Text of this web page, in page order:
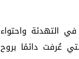
التهدئة واحتواء
عُرفت دائمًا بروح